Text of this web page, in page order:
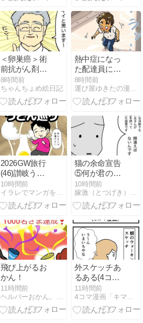
＜卵巣癌＞術
前抗がん剤編
15～右腎臓の
行末～
8時間前
ちゃんちょめ絵日記
熱中症になっ
た配達員に
『宅配会社な
らでは』のク
ールな応急処
8時間前
2026GW旅行
(46)讃岐うど
ん巡り
10時間前
猫の余命宣告
⑤何が君のし
あわせ？
10時間前
飛び上がるお
かん！
11時間前
外スケッチあ
るある(4コマ
漫画)
11時間前